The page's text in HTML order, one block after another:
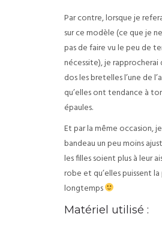
Par contre, lorsque je
sur ce modèle (ce que je
pas de faire vu le peu de
nécessite), je rapprocherai
dosles bretelles l’une de
qu’elles ont tendance à
épaules.
Et par la même occasion,
bandeau un peu moins
les filles soient plus à leur
robe et qu’elles puissent
longtemps
Matériel utilisé :